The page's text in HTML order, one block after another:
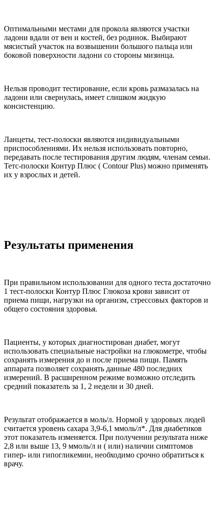
Оптимальными местами для прокола являются участки
ладони вдали от вен и костей, без родинок. Выбирают
мясистый участок на возвышении большого пальца или
боковой поверхности ладони со стороны мизинца.
Нельзя проводит тестирование, если кровь размазалась на
ладони или свернулась, имеет слишком жидкую
консистенцию.
Ланцеты, тест-полоски являются индивидуальными
приспособлениями. Их нельзя использовать повторно,
передавать после тестирования другим людям, членам семьи.
Тетс-полоски Контур Плюс ( Contour Plus) можно применять
их у взрослых и детей.
Результаты применения
При правильном использовании для одного теста достаточно
1 тест-полоски Контур Плюс Глюкоза крови зависит от
приема пищи, нагрузки на организм, стрессовых факторов и
общего состояния здоровья.
Пациенты, у которых диагностирован диабет, могут
использовать специальные настройки на глюкометре, чтобы
сохранять измерения до и после приема пищи. Память
аппарата позволяет сохранять данные 480 последних
измерений. В расширенном режиме возможно отследить
средний показатель за 1, 2 недели и 30 дней.
Результат отображается в моль/л. Нормой у здоровых людей
считается уровень сахара 3,9-6,1 ммоль/л*. Для диабетиков
этот показатель изменяется. При получении результата ниже
2,8 или выше 13, 9 ммоль/л и ( или) наличии симптомов
гипер- или гипогликемии, необходимо срочно обратиться к
врачу.